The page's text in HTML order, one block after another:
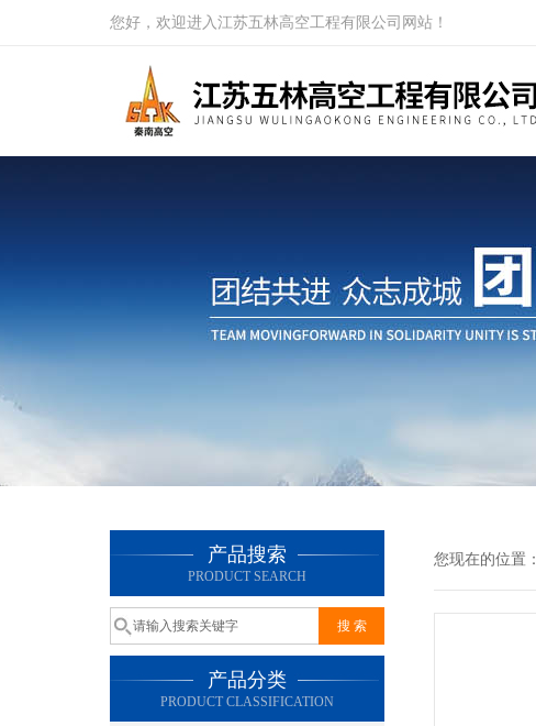
您好，欢迎进入江苏五林高空工程有限公司网站！
产品搜索
PRODUCT SEARCH
产品分类
PRODUCT CLASSIFICATION
您现在的位置：